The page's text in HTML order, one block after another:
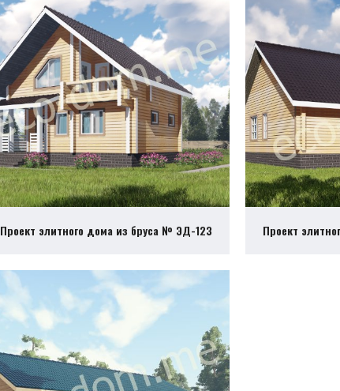
Проект элитного дома из бруса № ЭД-123 Проект